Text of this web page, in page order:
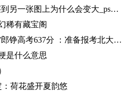
环球今头条！ps复制图层到另一张图上为什么会变大_ps复制图层到另一张图
稀有藏宝阁
全球看热讯：“敬礼娃娃”郎铮高考637分 ：准备报考北大，未来做公务员为人民服务
是什么意思
荷花盛开夏韵悠